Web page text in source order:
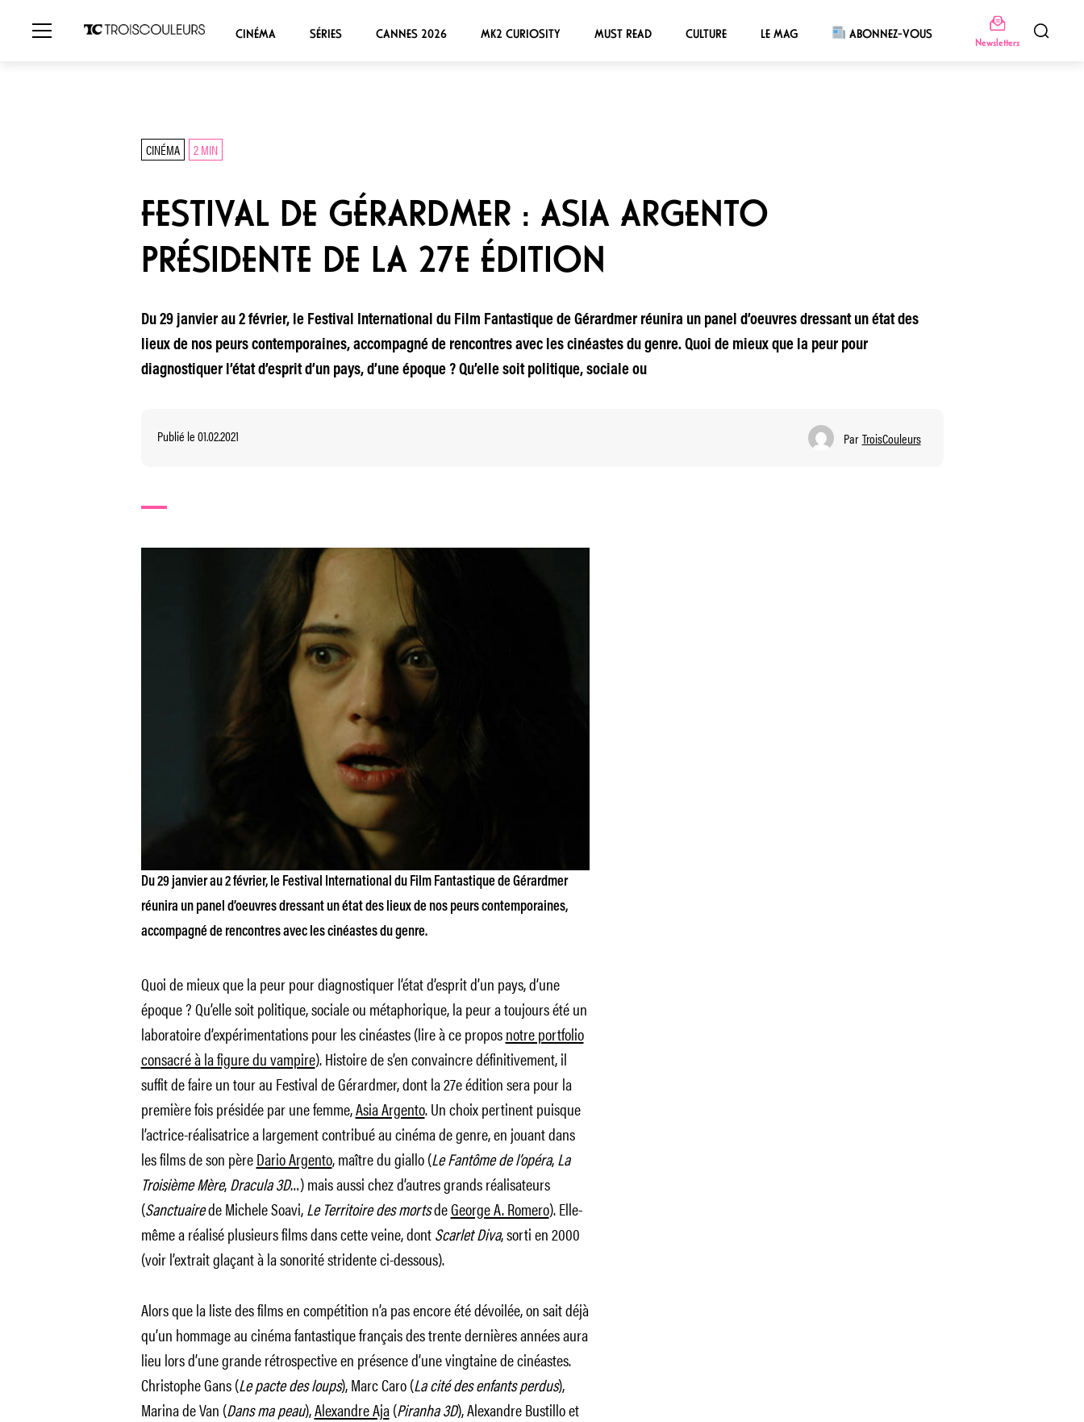
CINÉMA SÉRIES CANNES 2026 MK2 CURIOSITY MUST READ CULTURE LE MAG ABONNEZ-VOUS
Newsletters
CINÉMA 2 MIN
FESTIVAL DE GÉRARDMER : ASIA ARGENTO
PRÉSIDENTE DE LA 27E ÉDITION
Du 29 janvier au 2 février, le Festival International du Film Fantastique de Gérardmer réunira un panel d’oeuvres dressant un état des
lieux de nos peurs contemporaines, accompagné de rencontres avec les cinéastes du genre. Quoi de mieux que la peur pour
diagnostiquer l’état d’esprit d’un pays, d’une époque ? Qu’elle soit politique, sociale ou
Publié le 01.02.2021 Par TroisCouleurs
Du 29 janvier au 2 février, le Festival International du Film Fantastique de Gérardmer
réunira un panel d’oeuvres dressant un état des lieux de nos peurs contemporaines,
accompagné de rencontres avec les cinéastes du genre.
Quoi de mieux que la peur pour diagnostiquer l’état d’esprit d’un pays, d’une
époque ? Qu’elle soit politique, sociale ou métaphorique, la peur a toujours été un
laboratoire d’expérimentations pour les cinéastes (lire à ce proposnotre portfolio
consacré à la figure du vampire). Histoire de s’en convaincre définitivement, il
suffit de faire un tour au Festival de Gérardmer, dont la 27e édition sera pour la
première fois présidée par une femme,Asia Argento. Un choix pertinent puisque
l’actrice-réalisatrice a largement contribué au cinéma de genre, en jouant dans
les films de son pèreDario Argento, maître du giallo (Le Fantôme de l’opéra,La
Troisième Mère,Dracula 3D…) mais aussi chez d’autres grands réalisateurs
(Sanctuairede Michele Soavi,Le Territoire des mortsdeGeorge A. Romero). Elle-
même a réalisé plusieurs films dans cette veine, dontScarlet Diva, sorti en 2000
(voir l’extrait glaçant à la sonorité stridente ci-dessous).
Alors que la liste des films en compétition n’a pas encore été dévoilée, on sait déjà
qu’un hommage au cinéma fantastique français des trente dernières années aura
lieu lors d’une grande rétrospective en présence d’une vingtaine de cinéastes.
Christophe Gans (Le pacte des loups), Marc Caro (La cité des enfants perdus),
Marina de Van (Dans ma peau),Alexandre Aja(Piranha 3D), Alexandre Bustillo et